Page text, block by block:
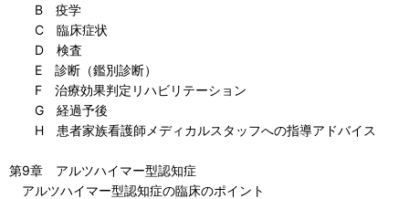
B 疫学
C 臨床症状
D 検査
E 診断（鑑別診断）
F 治療効果判定リハビリテーション
G 経過予後
H 患者家族看護師メディカルスタッフへの指導アドバイス
第9章 アルツハイマー型認知症
アルツハイマー型認知症の臨床のポイント